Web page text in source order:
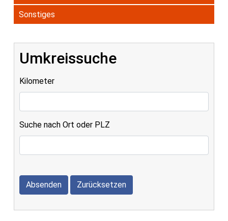
Sonstiges
Umkreissuche
Kilometer
Suche nach Ort oder PLZ
Absenden Zurücksetzen